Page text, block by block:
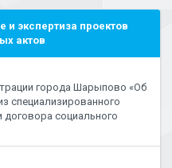
экспертиза проектов
актов
города Шарыпово «Об
специализированного
социального